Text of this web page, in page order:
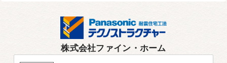
株式会社ファイン・ホーム